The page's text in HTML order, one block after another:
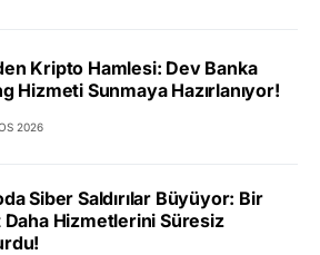
Kripto Hamlesi: Dev Banka
Hizmeti Sunmaya Hazırlanıyor!
2026
Siber Saldırılar Büyüyor: Bir
Daha Hizmetlerini Süresiz